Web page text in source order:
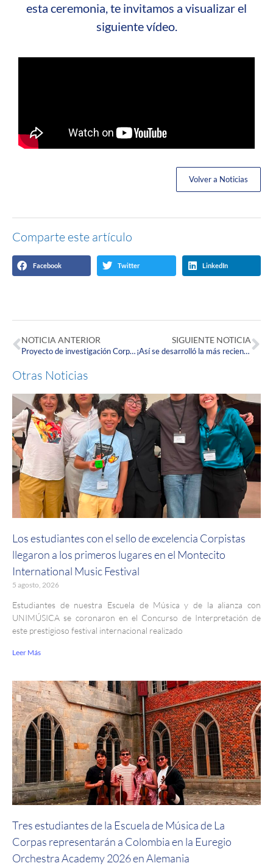
esta ceremonia, te invitamos a visualizar el
siguiente vídeo.
Volver a Noticias
Comparte este artículo
Facebook Twitter LinkedIn
NOTICIA ANTERIOR
Proyecto de investigación Corpista busca transformar la vida de un grupo de madres estudiantes del CDA-SENA
SIGUIENTE NOTICIA
¡Así se desarrolló la más reciente Ceremonia de Graduación de las cohortes de Pregrado y Posgrado 2023-1!
Otras Noticias
Los estudiantes con el sello de excelencia Corpistas
llegaron a los primeros lugares en el Montecito
International Music Festival
5 agosto, 2026
Estudiantes de nuestra Escuela de Música y de la alianza con
UNIMÚSICA se coronaron en el Concurso de Interpretación de
este prestigioso festival internacional realizado
Leer Más
Tres estudiantes de la Escuela de Música de La
Corpas representarán a Colombia en la Euregio
Orchestra Academy 2026 en Alemania